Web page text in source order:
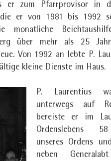
er zum Pfarrprovisor in
er von 1981 bis 1992
monatliche
über mehr als 25
Von 1992 an lebte P.
kleine Dienste im Haus.
P. Laurentius
unterwegs auf
bereiste er im
Ordenslebens
unseres Ordens
neben